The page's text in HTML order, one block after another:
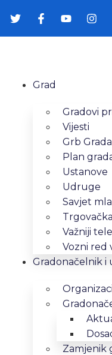
Grad
Gradovi
Vijesti
Grb
Plan
Ustanove
Udruge
Savjet
Važniji
Vozni red
Gradonačelnik i
Zamjenik